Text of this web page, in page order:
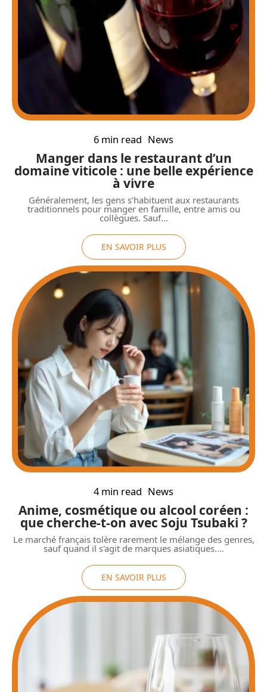
6 min read News
Manger dans le restaurant d’un
domaine viticole : une belle expérience
à vivre
Généralement, les gens s’habituent aux restaurants
traditionnels pour manger en famille, entre amis ou
collègues. Sauf…
EN SAVOIR PLUS
4 min read News
Anime, cosmétique ou alcool coréen :
que cherche-t-on avec Soju Tsubaki ?
Le marché français tolère rarement le mélange des genres,
sauf quand il s'agit de marques asiatiques.…
EN SAVOIR PLUS